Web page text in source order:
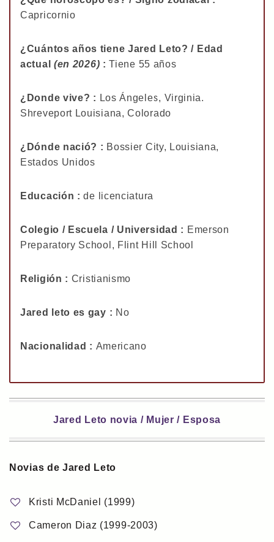
Capricornio
¿Cuántos años tiene Jared Leto? / Edad
actual (en 2026) :Tiene 55 años
¿Donde vive? : Los Ángeles, Virginia.
Shreveport Louisiana, Colorado
¿Dónde nació? : Bossier City, Louisiana,
Estados Unidos
Educación :de licenciatura
Colegio / Escuela / Universidad : Emerson
Preparatory School, Flint Hill School
Religión : Cristianismo
Jared leto es gay : No
Nacionalidad : Americano
Jared Leto novia / Mujer / Esposa
Novias de Jared Leto
Kristi McDaniel (1999)
Cameron Diaz (1999-2003)